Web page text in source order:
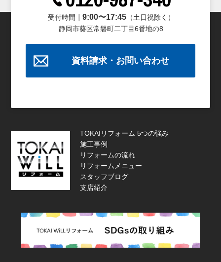
受付時間┃ 9:00〜17:45（土日祝除く）
静岡市葵区常磐町二丁目6番地の8
資料請求・お問い合わせ
TOKAIリフォーム 5つの強み
施工事例
リフォームの流れ
リフォームメニュー
スタッフブログ
支店紹介